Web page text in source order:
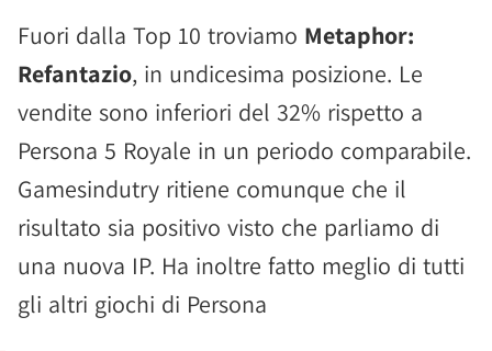
Fuori dalla Top 10 troviamo Metaphor:
Refantazio, in undicesima posizione. Le
vendite sono inferiori del 32% rispetto a
Persona 5 Royale in un periodo comparabile.
Gamesindutry ritiene comunque che il
risultato sia positivo visto che parliamo di
una nuova IP. Ha inoltre fatto meglio di tutti
gli altri giochi di Persona